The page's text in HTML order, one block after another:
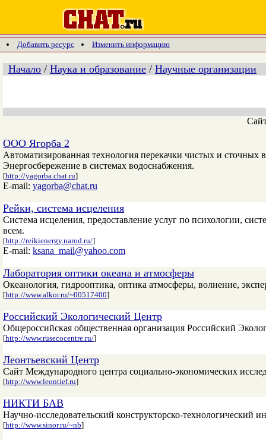
Добавить ресурс Изменить информацию
Начало / Наука и образование / Научные организации
ООО Ягорба 2
Автоматизированная технология перекачки чистых и
Энергосбережение в системах водоснабжения.
[http://yagorba.chat.ru]
E-mail: yagorba@chat.ru
Рейки, система исцеления
Система исцеления, предоставление услуг по психологии,
всем.
[http://reikienergy.narod.ru/]
E-mail: ksana_mail@yahoo.com
Лаборатория оптики океана и атмосферы
Океанология, гидрооптика, оптика атмосферы, волнение,
[http://www.alkor.ru/~00517400]
Российский Экологический Центр
Общероссийская общественная организация Российский
[http://www.rusecocentre.ru/]
Леонтьевский Центр
Сайт Международного центра социально-экономических
[http://www.leontief.ru]
НИКТИ БАВ
Научно-исследовательский конструкторско-технологический
[http://www.sinor.ru/~nb]